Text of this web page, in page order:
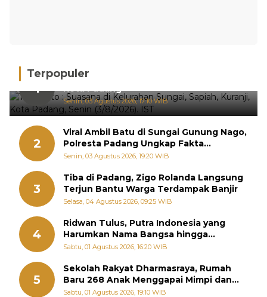
Terpopuler
1
Hujan Deras, 15 Titik Banjir Terdeteksi di
Kota Padang
Senin, 03 Agustus 2026, 17:10 WIB
2
Viral Ambil Batu di Sungai Gunung Nago,
Polresta Padang Ungkap Fakta
Sebenarnya
Senin, 03 Agustus 2026, 19:20 WIB
3
Tiba di Padang, Zigo Rolanda Langsung
Terjun Bantu Warga Terdampak Banjir
Selasa, 04 Agustus 2026, 09:25 WIB
4
Ridwan Tulus, Putra Indonesia yang
Harumkan Nama Bangsa hingga
Diabadikan dalam Buku Jepang
Sabtu, 01 Agustus 2026, 16:20 WIB
5
Sekolah Rakyat Dharmasraya, Rumah
Baru 268 Anak Menggapai Mimpi dan
Memutus Rantai Kemiskinan
Sabtu, 01 Agustus 2026, 19:10 WIB